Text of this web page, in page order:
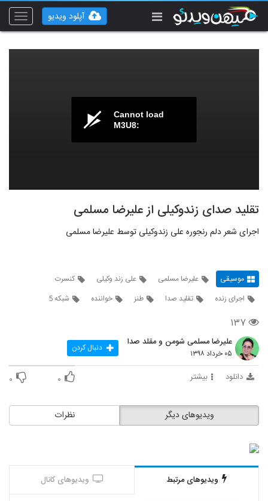
Toggle
آپلود ویدیو
Cannot load
M3U8:
تقلید صدای زندوکیلی از علیرضا مسلمی
اجرای شعر دلم رنجوره علی زندوکیلی توسط علیرضا مسلمی
موسیقی علیرضا مسلمی علی زند وکیلی
کنسرت
اجرای زنده
تقلید صدا طنز خواننده شبکه 5
۱۳۷
علیرضا مسلمی شومن و مقلد صدا
۰۵ خرداد ۱۳۹۸ دنبال کردن
دانلود بیشتر ۰ ۰
نظرات ویدیوهای دیگر
ویدیوهای مرتبط ویدیوهای کانال